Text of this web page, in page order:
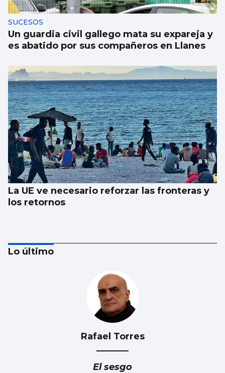
SUCESOS
Un guardia civil gallego mata su expareja y
es abatido por sus compañeros en Llanes
La UE ve necesario reforzar las fronteras y
los retornos
AVALANCHA EN LA FRONTERA
Marlaska insiste: “No hubo ni informe ni
Lo último
Rafael Torres
El sesgo